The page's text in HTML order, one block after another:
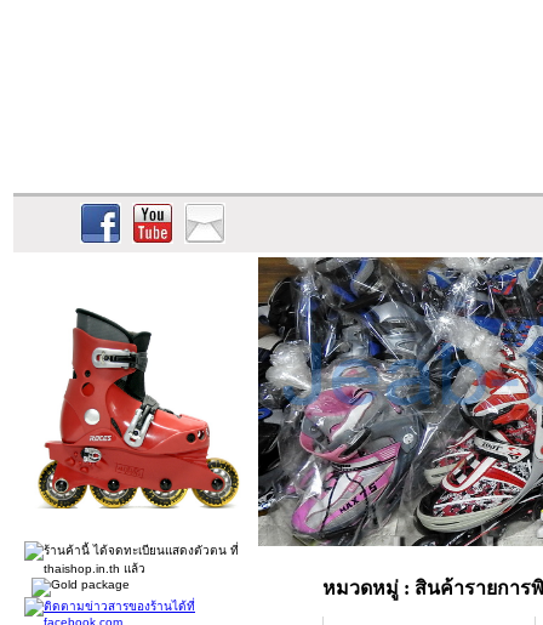
หมวดหมู่ : สินค้ารายการพิ